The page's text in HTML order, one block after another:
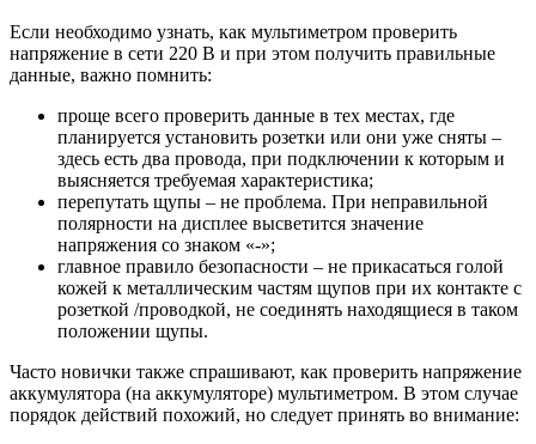
Если необходимо узнать, как мультиметром проверить
напряжение в сети 220 В и при этом получить правильные
данные, важно помнить:
проще всего проверить данные в тех местах, где
планируется установить розетки или они уже сняты –
здесь есть два провода, при подключении к которым и
выясняется требуемая характеристика;
перепутать щупы – не проблема. При неправильной
полярности на дисплее высветится значение
напряжения со знаком «-»;
главное правило безопасности – не прикасаться голой
кожей к металлическим частям щупов при их контакте с
розеткой /проводкой, не соединять находящиеся в таком
положении щупы.
Часто новички также спрашивают, как проверить напряжение
аккумулятора (на аккумуляторе) мультиметром. В этом случае
порядок действий похожий, но следует принять во внимание: